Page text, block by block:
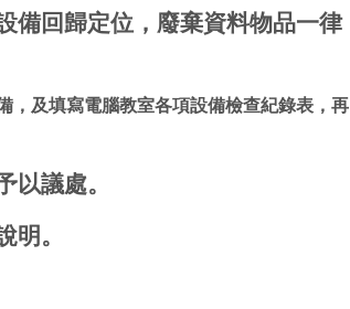
備回歸定位，廢棄資料物品一律
，及填寫電腦教室各項設備檢查紀錄表，再
議處。
。